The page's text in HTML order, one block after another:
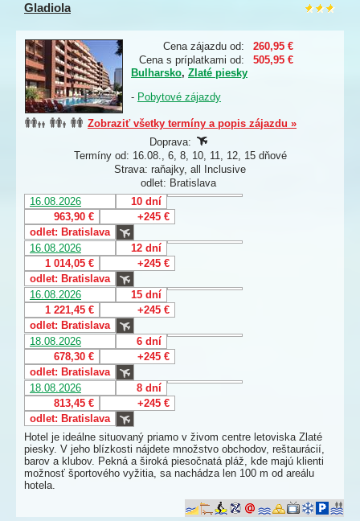
Gladiola
Cena zájazdu od:
260,95 €
Cena s príplatkami od:
505,95 €
Bulharsko, Zlaté piesky
- Pobytové zájazdy
Zobraziť všetky termíny a popis zájazdu »
Doprava:
Termíny od: 16.08., 6, 8, 10, 11, 12, 15 dňové
Strava: raňajky, all Inclusive
odlet: Bratislava
16.08.2026
10 dní
963,90 €
+245 €
odlet: Bratislava
16.08.2026
12 dní
1 014,05 €
+245 €
odlet: Bratislava
16.08.2026
15 dní
1 221,45 €
+245 €
odlet: Bratislava
18.08.2026
6 dní
678,30 €
+245 €
odlet: Bratislava
18.08.2026
8 dní
813,45 €
+245 €
odlet: Bratislava
Hotel je ideálne situovaný priamo v živom centre letoviska Zlaté
piesky. V jeho blízkosti nájdete množstvo obchodov, reštaurácií,
barov a klubov. Pekná a široká piesočnatá pláž, kde majú klienti
možnosť športového vyžitia, sa nachádza len 100 m od areálu
hotela.